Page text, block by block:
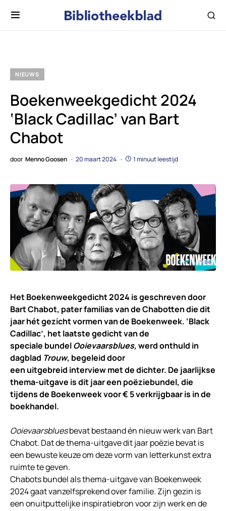
NIEUWS
Boekenweekgedicht 2024
‘Black Cadillac’ van Bart
Chabot
door Menno Goosen 20 maart 2024 1 minuut leestijd
Het Boekenweekgedicht 2024 is geschreven door
Bart Chabot, pater familias van de Chabotten die dit
jaar hét gezicht vormen van de Boekenweek. ‘Black
Cadillac’, het laatste gedicht van de
speciale bundelOoievaarsblues,werd onthuld in
dagblad Trouw, begeleid door
een uitgebreid interview met de dichter. De jaarlijkse
thema-uitgave is dit jaar een poëziebundel, die
tijdens de Boekenweek voor € 5 verkrijgbaar is in de
boekhandel.
Ooievaarsbluesbevat bestaand én nieuw werk van Bart
Chabot. Dat de thema-uitgave dit jaar poëzie bevat is
een bewuste keuze om deze vorm van letterkunst extra
ruimte te geven.
Chabots bundel als thema-uitgave van Boekenweek
2024 gaat vanzelfsprekend over familie. Zijn gezin is
een onuitputtelijke inspiratiebron voor zijn werk en de